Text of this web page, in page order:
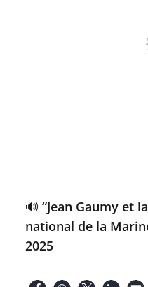
🔊 “Jean Gaumy et
national de la
2025